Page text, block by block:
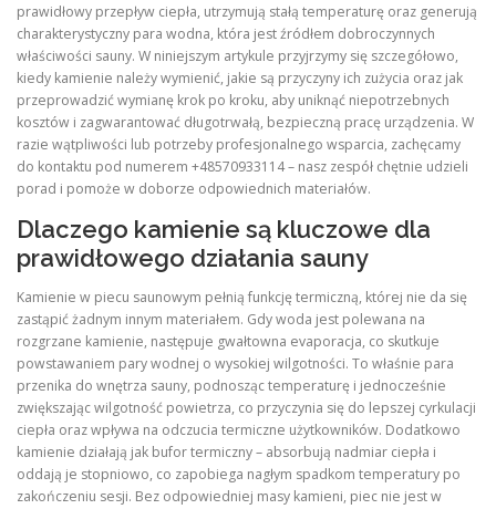
prawidłowy przepływ ciepła, utrzymują stałą temperaturę oraz generują
charakterystyczny para wodna, która jest źródłem dobroczynnych
właściwości sauny. W niniejszym artykule przyjrzymy się szczegółowo,
kiedy kamienie należy wymienić, jakie są przyczyny ich zużycia oraz jak
przeprowadzić wymianę krok po kroku, aby uniknąć niepotrzebnych
kosztów i zagwarantować długotrwałą, bezpieczną pracę urządzenia. W
razie wątpliwości lub potrzeby profesjonalnego wsparcia, zachęcamy
do kontaktu pod numerem +48570933114 – nasz zespół chętnie udzieli
porad i pomoże w doborze odpowiednich materiałów.
Dlaczego kamienie są kluczowe dla
prawidłowego działania sauny
Kamienie w piecu saunowym pełnią funkcję termiczną, której nie da się
zastąpić żadnym innym materiałem. Gdy woda jest polewana na
rozgrzane kamienie, następuje gwałtowna evaporacja, co skutkuje
powstawaniem pary wodnej o wysokiej wilgotności. To właśnie para
przenika do wnętrza sauny, podnosząc temperaturę i jednocześnie
zwiększając wilgotność powietrza, co przyczynia się do lepszej cyrkulacji
ciepła oraz wpływa na odczucia termiczne użytkowników. Dodatkowo
kamienie działają jak bufor termiczny – absorbują nadmiar ciepła i
oddają je stopniowo, co zapobiega nagłym spadkom temperatury po
zakończeniu sesji. Bez odpowiedniej masy kamieni, piec nie jest w